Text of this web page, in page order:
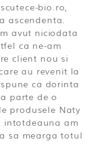
bio.ro,
ascendenta.
avut niciodata
ca ne-am
client nou si
au revenit la
ca dorinta
parte de o
produsele Naty
intotdeauna am
sa mearga totul